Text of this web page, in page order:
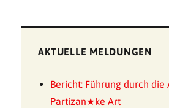
AKTUELLE MELDUNGEN
Bericht: Führung durch die
Partizan★ke Art